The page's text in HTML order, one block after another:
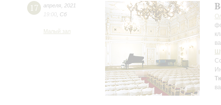
17 апреля 2021
19:00 Сб
Малый зал